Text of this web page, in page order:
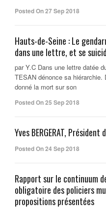
Posted On 27 Sep 2018
Hauts-de-Seine : Le
dans une lettre, et se
par Y.C Dans une lettre datée
TESAN dénonce sa hiérarchie.
donné la mort sur son
Posted On 25 Sep 2018
Yves BERGERAT, Président
Posted On 24 Sep 2018
Rapport sur le continuum
obligatoire des policiers
propositions présentées